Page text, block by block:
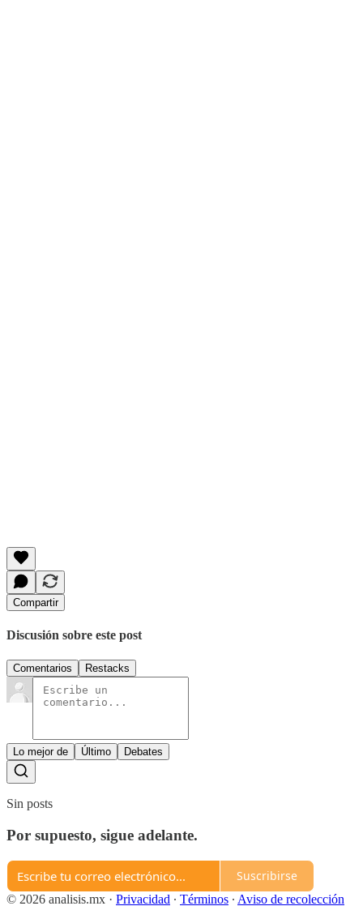
Compartir
Discusión sobre este post
Comentarios Restacks
Lo mejor de Último Debates
Sin posts
Por supuesto, sigue adelante.
Suscribirse
© 2026 analisis.mx · Privacidad ∙ Términos ∙ Aviso de recolección